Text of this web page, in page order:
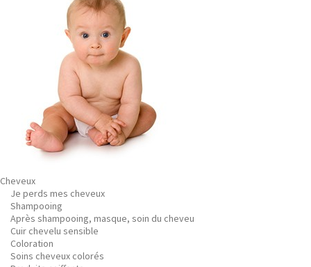
Cheveux
Je perds mes cheveux
Shampooing
Après shampooing, masque, soin du cheveu
Cuir chevelu sensible
Coloration
Soins cheveux colorés